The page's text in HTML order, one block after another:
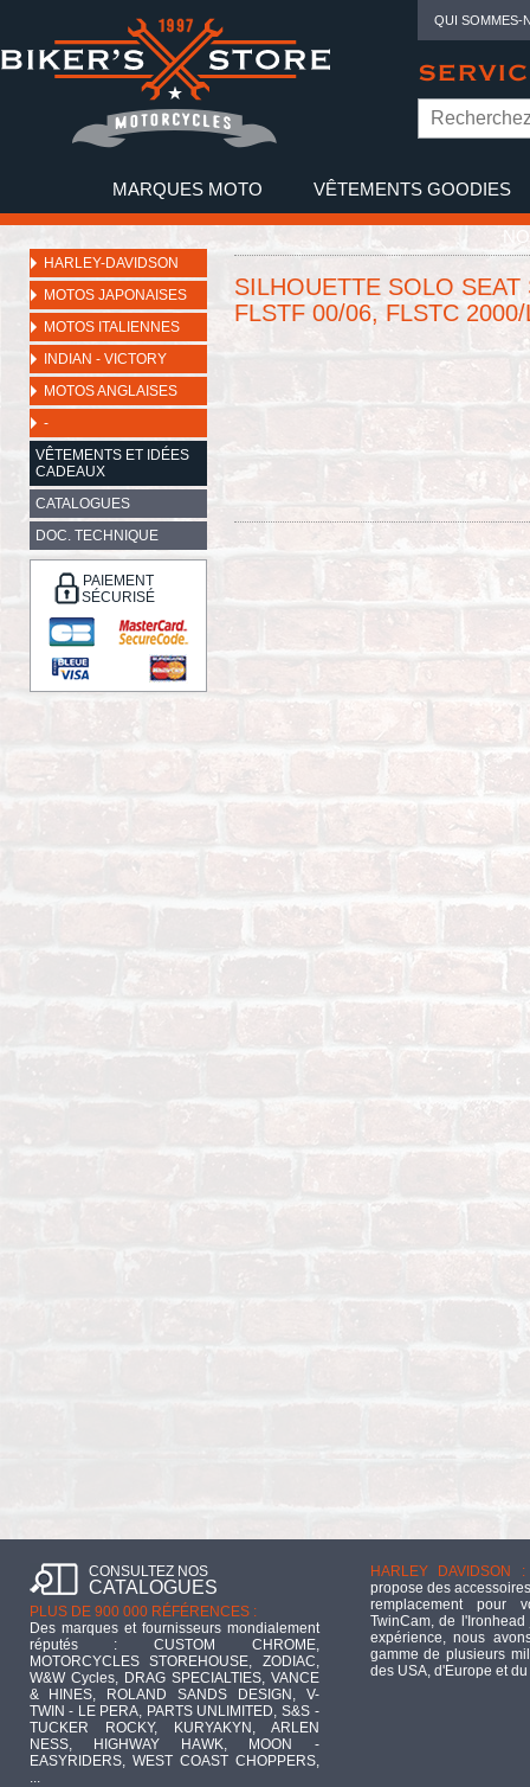
QUI SOMMES-
MARQUES MOTO VÊTEMENTS GOODIES
HARLEY-DAVIDSON
MOTOS JAPONAISES
MOTOS ITALIENNES
INDIAN - VICTORY
MOTOS ANGLAISES
-
VÊTEMENTS ET IDÉES
CADEAUX
CATALOGUES
DOC. TECHNIQUE
PAIEMENT
SÉCURISÉ
SILHOUETTE SOLO
FLSTF 00/06, FLSTC
CONSULTEZ NOS
CATALOGUES
PLUS DE 900 000 RÉFÉRENCES :
Des marques et fournisseurs mondialement
réputés : CUSTOM CHROME,
MOTORCYCLES STOREHOUSE, ZODIAC,
W&W Cycles, DRAG SPECIALTIES, VANCE
& HINES, ROLAND SANDS DESIGN, V-
TWIN - LE PERA, PARTS UNLIMITED, S&S -
TUCKER ROCKY, KURYAKYN, ARLEN
NESS, HIGHWAY HAWK, MOON -
EASYRIDERS, WEST COAST CHOPPERS,
...
HARLEY DAVIDSON :
propose des
remplacement pour
TwinCam, de
expérience, nous
gamme de plusieurs
des USA, d'Europe et